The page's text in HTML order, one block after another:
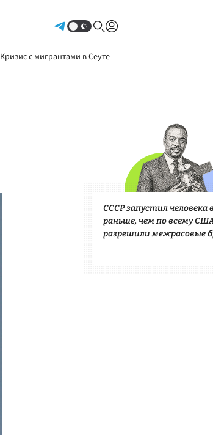
Кризис с мигрантами в Сеуте
СССР запустил человека
раньше, чем по всему
разрешили межрасовые